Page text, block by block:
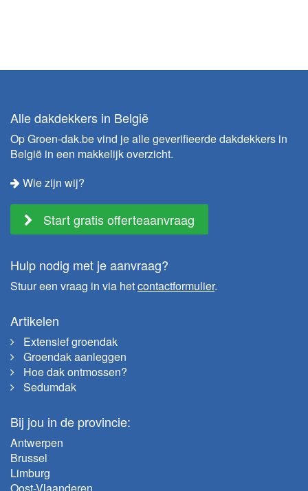
Alle dakdekkers in België
Op Groen-dak.be vind je alle geverifieerde dakdekkers in
België in een makkelijk overzicht.
Wie zijn wij?
Start gratis offerteaanvraag
Hulp nodig met je aanvraag?
Stuur een vraag in via hetcontactformulier.
Artikelen
Extensief groendak
Groendak aanleggen
Hoe dak ontmossen?
Sedumdak
Bij jou in de provincie:
Antwerpen
Brussel
Limburg